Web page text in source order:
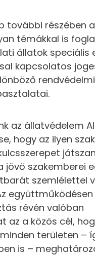
további részében a
témákkal is
állatok speciális
kapcsolatos
az állatvédelem
hogy az ilyen
jövő szakemberei
szemlélettel
révén valóban
az a közös cél,
területen –
is –